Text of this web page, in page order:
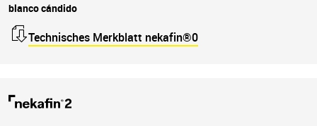
blanco cándido
Technisches Merkblatt nekafin®0